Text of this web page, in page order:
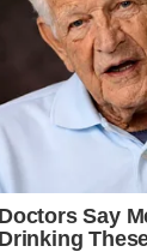
Say